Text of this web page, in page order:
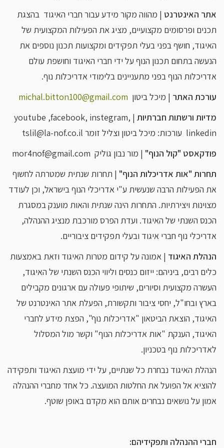
אתר האינטרנט | מהווה מקור מידע עבור חברי האיגוד בהצגת
תכנים ופרסומים מקצועיים, מציג את הפעילות המקצועית של
האיגוד, חושף בפני בעלי תפקידים ומקצועות תכנון נוספים את
הנעשה בתחום תכנון הנוף על ידי חברי האיגוד וחושפת עולם
אדריכלות הנוף בפני מתעניינים בלימודי אדריכלות נוף.
עורכת האתר | מיכל ביטון michal.bitton100@gmail.com
מדיות ורשתות חברתיות
| youtube ,facebook, instegram,
linkedin עורכות: מיכל ביטון וצליל זומר tslil@la-nof.co.il
פודקאסט "קול הנוף" | מור נבון גוליק mor4nof@gmail.com
תחרות "אות אדריכלות הנוף" | תחרות שנתית שמטרתה לחשוף
את הפעילות הרבה שנעשית ע"י אדריכלי הנוף בישראל, וכן לעודד
מצוינות ויצירתיות. התחרות הינה שנתית והאות מוענק במסגרת
הכנס השנתי של האיגוד. ועדת הפרס מורכבת מנציג ההנהלה,
אדריכלי נוף חברי איגוד ובעלי תפקידים ציבוריים.
הנהלת האיגוד | אמונה על קידום מטרות האיגוד וזאת באמצעות
כלים רבים, ביניהם: ייזום כנסים וליווי הכנס השנתי של האיגוד,
העשרה מקצועית וסיורים, שיתופי פעולה עם ארגונים מקבילים
בארץ ובחו"ל, יחסי ציבור ותקשורת, הפעלת אתר האינטרנט של
האיגוד, הוצאת הביטאון "אדריכלות נוף", הפצת מידע לחברי
האיגוד, הענקת "אות אדריכלות הנוף" וקשר מול המסלול
לאדריכלות נוף בטכניון.
הנהלת האיגוד נבחרת כל שנתיים, על ידי מועצת האיגוד ותפקידה
להוציא אל הפועל את החלטות המועצה. כל אחד מחברי ההנהלה
אמון על נושאים נבחרים אותם הוא מקדם באופן שוטף.
חברי ההנהלה ותפקידיהם: